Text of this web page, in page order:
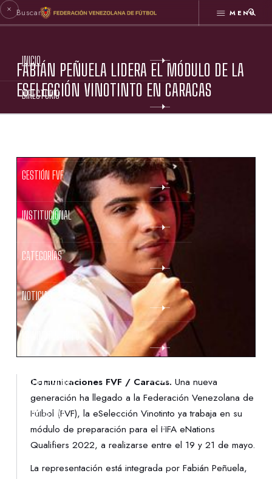
MENÚ
INICIO
DIRECTORIO
GESTIÓN FVF
INSTITUCIONAL
CATEGORÍAS
NOTICIAS
NOTIFICACIONES
NORMATIVAS
FABIÁN PEÑUELA LIDERA EL MÓDULO DE LA
ESELECCIÓN VINOTINTO EN CARACAS
Comunicaciones FVF / Caracas. Una nueva
generación ha llegado a la Federación Venezolana de
Fútbol (FVF), la eSelección Vinotinto ya trabaja en su
módulo de preparación para el FIFA eNations
Qualifiers 2022, a realizarse entre el 19 y 21 de mayo.
La representación está integrada por Fabián Peñuela,